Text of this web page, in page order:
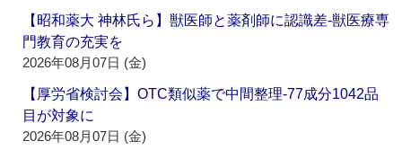
【昭和薬大 神林氏ら】獣医師と薬剤師に認識差‐獣医療専
門教育の充実を
2026年08月07日 (金)
【厚労省検討会】OTC類似薬で中間整理‐77成分1042品
目が対象に
2026年08月07日 (金)